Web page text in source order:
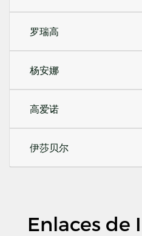
罗瑞高
杨安娜
高爱诺
伊莎贝尔
Enlaces de